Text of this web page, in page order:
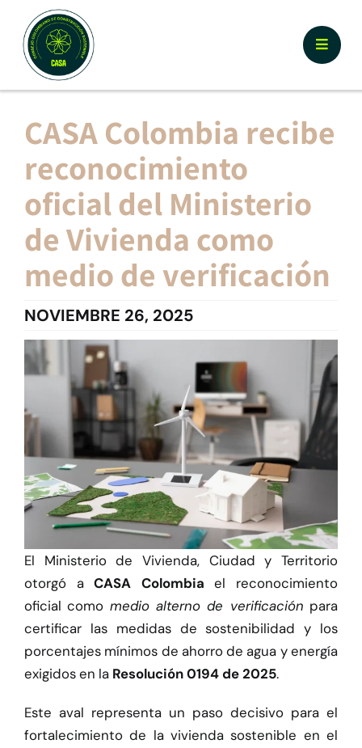
content
Toggle
¿Por qué Certificar CASA?
Documentos y Herramientas
Calculador y Registro
Prototipos
Herramientas
Credenciales
CASA Colombia recibe
reconocimiento
oficial del Ministerio
de Vivienda como
medio de verificación
NOVIEMBRE 26, 2025
El Ministerio de Vivienda, Ciudad y Territorio
otorgó aCASA Colombia el reconocimiento
oficial como medio alterno de verificación para
certificar las medidas de sostenibilidad y los
porcentajes mínimos de ahorro de agua y energía
exigidos en la Resolución 0194 de 2025.
Este aval representa un paso decisivo para el
fortalecimiento de la vivienda sostenible en el